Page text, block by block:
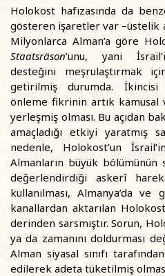
Holokost hafızasında da
gösteren işaretler var –üstelik
Milyonlarca Alman’a göre
Staatsräson’unu, yani
desteğini meşrulaştırmak
getirilmiş durumda. İkincisi
önleme fikrinin artık kamusal
yerleşmiş olması. Bu açıdan
amaçladığı etkiyi yaratmış
nedenle, Holokost’un
Almanların büyük bölümünün
değerlendirdiği askerî
kullanılması, Almanya’da
kanallardan aktarılan
derinden sarsmıştır. Sorun,
ya da zamanını doldurması
Alman siyasal sınıfı
edilerek adeta tüketilmiş